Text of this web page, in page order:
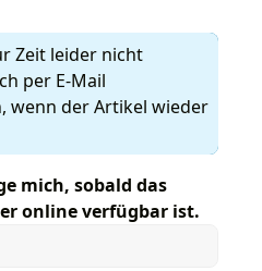
Zeit leider nicht
per E-Mail
wenn der Artikel wieder
mich, sobald das
online verfügbar ist.